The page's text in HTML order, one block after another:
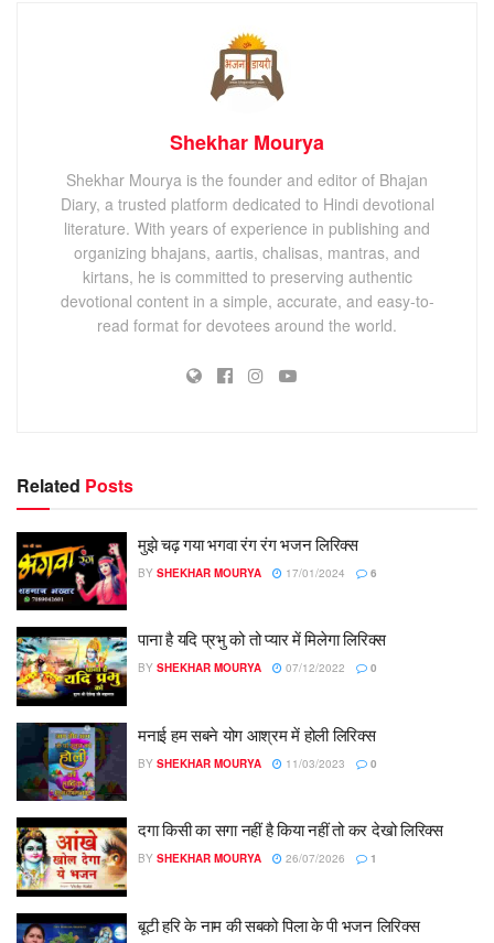
Shekhar Mourya
Shekhar Mourya is the founder and editor of Bhajan
Diary, a trusted platform dedicated to Hindi devotional
literature. With years of experience in publishing and
organizing bhajans, aartis, chalisas, mantras, and
kirtans, he is committed to preserving authentic
devotional content in a simple, accurate, and easy-to-
read format for devotees around the world.
Related Posts
मुझे चढ़ गया भगवा रंग रंग भजन लिरिक्स
BY SHEKHAR MOURYA 17/01/2024 6
पाना है यदि प्रभु को तो प्यार में मिलेगा लिरिक्स
BY SHEKHAR MOURYA 07/12/2022 0
मनाई हम सबने योग आश्रम में होली लिरिक्स
BY SHEKHAR MOURYA 11/03/2023 0
दगा किसी का सगा नहीं है किया नहीं तो कर देखो लिरिक्स
BY SHEKHAR MOURYA 26/07/2026 1
बूटी हरि के नाम की सबको पिला के पी भजन लिरिक्स